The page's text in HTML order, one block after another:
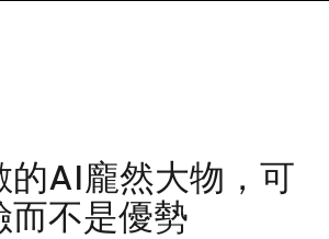
的AI龐然大物，可
而不是優勢